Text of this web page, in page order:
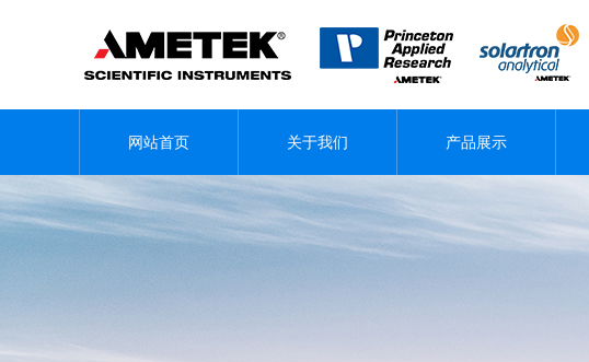
网站首页 关于我们 产品展示